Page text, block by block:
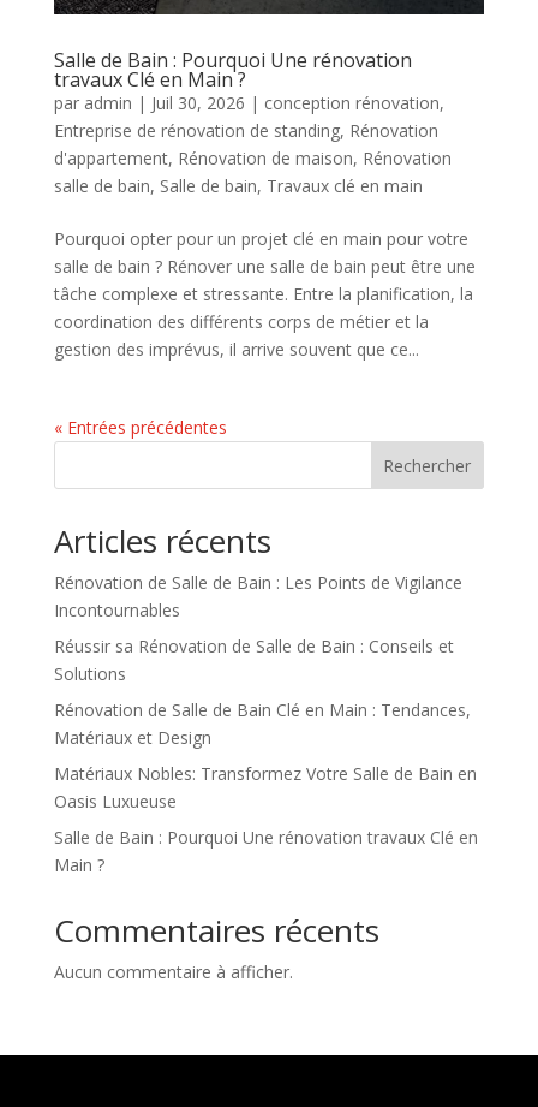
Salle de Bain : Pourquoi Une rénovation
travaux Clé en Main ?
par admin | Juil 30, 2026 | conception rénovation,
Entreprise de rénovation de standing, Rénovation
d'appartement, Rénovation de maison, Rénovation
salle de bain, Salle de bain, Travaux clé en main
Pourquoi opter pour un projet clé en main pour votre
salle de bain ? Rénover une salle de bain peut être une
tâche complexe et stressante. Entre la planification, la
coordination des différents corps de métier et la
gestion des imprévus, il arrive souvent que ce...
« Entrées précédentes
Rechercher
Articles récents
Rénovation de Salle de Bain : Les Points de Vigilance
Incontournables
Réussir sa Rénovation de Salle de Bain : Conseils et
Solutions
Rénovation de Salle de Bain Clé en Main : Tendances,
Matériaux et Design
Matériaux Nobles: Transformez Votre Salle de Bain en
Oasis Luxueuse
Salle de Bain : Pourquoi Une rénovation travaux Clé en
Main ?
Commentaires récents
Aucun commentaire à afficher.